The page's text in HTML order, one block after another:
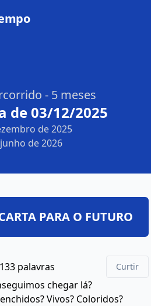
- 5 meses
de 03/12/2025
de 2025
de 2026
133 palavras Curtir
chegar lá?
Vivos? Coloridos?
PARA O FUTURO